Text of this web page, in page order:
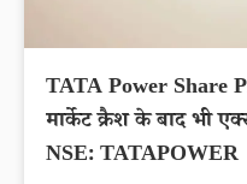
TATA Power Share
मार्केट क्रैश के बाद भी
NSE: TATAPOWER